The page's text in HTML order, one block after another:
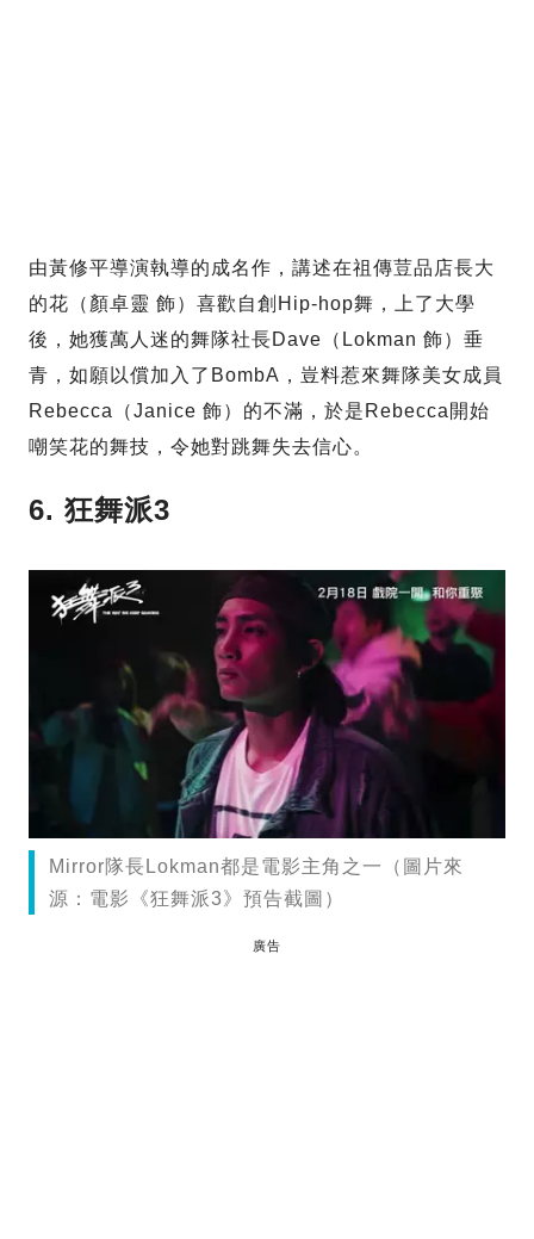
由黃修平導演執導的成名作，講述在祖傳荳品店長大
的花（顏卓靈 飾）喜歡自創Hip-hop舞，上了大學
後，她獲萬人迷的舞隊社長Dave（Lokman 飾）垂
青，如願以償加入了BombA，豈料惹來舞隊美女成員
Rebecca（Janice 飾）的不滿，於是Rebecca開始
嘲笑花的舞技，令她對跳舞失去信心。
6. 狂舞派3
Mirror隊長Lokman都是電影主角之一（圖片來
源：電影《狂舞派3》預告截圖）
廣告